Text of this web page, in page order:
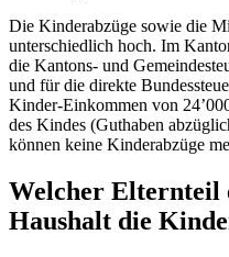
Die Kinderabzüge sowie die
unterschiedlich hoch. Im
die Kantons- und
und für die direkte
Kinder-Einkommen von
des Kindes (Guthaben
können keine Kinderabzüge
Welcher Elternteil
Haushalt die